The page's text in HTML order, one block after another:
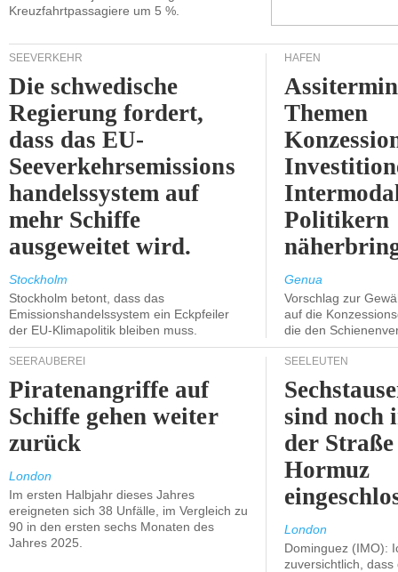
Kreuzfahrtpassagiere um 5 %.
SEEVERKEHR
Die schwedische
Regierung fordert,
dass das EU-
Seeverkehrsemissions
handelssystem auf
mehr Schiffe
ausgeweitet wird.
Stockholm
Stockholm betont, dass das
Emissionshandelssystem ein Eckpfeiler
der EU-Klimapolitik bleiben muss.
HÄFEN
Themen
Politikern
Genua
Vorschlag zur
auf die
die den
SEERÄUBEREI
Piratenangriffe auf
Schiffe gehen weiter
zurück
London
Im ersten Halbjahr dieses Jahres
ereigneten sich 38 Unfälle, im Vergleich zu
90 in den ersten sechs Monaten des
Jahres 2025.
SEELEUTEN
sind noch
der
Hormuz
London
Dominguez (IMO):
zuversichtlich,